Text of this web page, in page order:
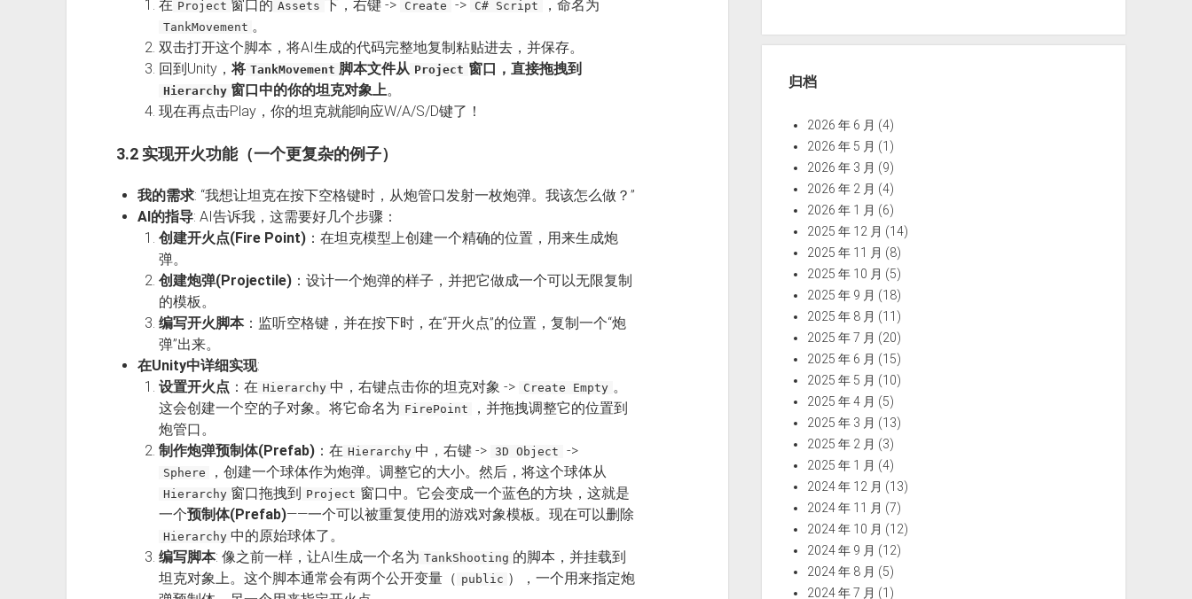
在 Project 窗口的 Assets 下，右键 -> Create -> C# Script ，命名为
TankMovement 。
双击打开这个脚本，将AI生成的代码完整地复制粘贴进去，并保存。
回到Unity，将 TankMovement 脚本文件从 Project 窗口，直接拖拽到
Hierarchy 窗口中的你的坦克对象上。
现在再点击Play，你的坦克就能响应W/A/S/D键了！
3.2 实现开火功能（一个更复杂的例子）
我的需求: “我想让坦克在按下空格键时，从炮管口发射一枚炮弹。我该怎么做？”
AI的指导: AI告诉我，这需要好几个步骤：
创建开火点(Fire Point)：在坦克模型上创建一个精确的位置，用来生成炮
弹。
创建炮弹(Projectile)：设计一个炮弹的样子，并把它做成一个可以无限复制
的模板。
编写开火脚本：监听空格键，并在按下时，在“开火点”的位置，复制一个“炮
弹”出来。
在Unity中详细实现:
设置开火点 ：在 Hierarchy 中，右键点击你的坦克对象 -> Create Empty 。
这会创建一个空的子对象。将它命名为 FirePoint
，并拖拽调整它的位置到
炮管口。
制作炮弹预制体(Prefab)：在 Hierarchy 中，右键 -> 3D Object ->
Sphere ，创建一个球体作为炮弹。调整它的大小。然后，将这个球体从
Hierarchy 窗口拖拽到 Project 窗口中。它会变成一个蓝色的方块，这就是
一个预制体(Prefab)——一个可以被重复使用的游戏对象模板。现在可以删除
Hierarchy 中的原始球体了。
编写脚本: 像之前一样，让AI生成一个名为 TankShooting 的脚本，并挂载到
坦克对象上。这个脚本通常会有两个公开变量（ public ），一个用来指定炮
归档
2026 年 6 月 (4)
2026 年 5 月 (1)
2026 年 3 月 (9)
2026 年 2 月 (4)
2026 年 1 月 (6)
2025 年 12 月 (14)
2025 年 11 月 (8)
2025 年 10 月 (5)
2025 年 9 月 (18)
2025 年 8 月 (11)
2025 年 7 月 (20)
2025 年 6 月 (15)
2025 年 5 月 (10)
2025 年 4 月 (5)
2025 年 3 月 (13)
2025 年 2 月 (3)
2025 年 1 月 (4)
2024 年 12 月 (13)
2024 年 11 月 (7)
2024 年 10 月 (12)
2024 年 9 月 (12)
2024 年 8 月 (5)
2024 年 7 月 (1)